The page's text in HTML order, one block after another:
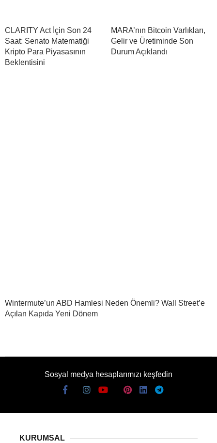
CLARITY Act İçin Son 24
Saat: Senato Matematiği
Kripto Para Piyasasının
Beklentisini
MARA’nın Bitcoin Varlıkları,
Gelir ve Üretiminde Son
Durum Açıklandı
Wintermute’un ABD Hamlesi Neden Önemli? Wall Street’e
Açılan Kapıda Yeni Dönem
Sosyal medya hesaplarımızı keşfedin
KURUMSAL